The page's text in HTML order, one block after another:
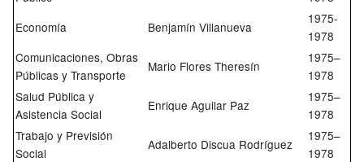
Economía
Benjamín Villanueva
1975-
1978
Comunicaciones, Obras
Públicas y Transporte
Mario Flores Theresín
1975–
1978
Salud Pública y
Asistencia Social
Enrique Aguilar Paz
1975–
1978
Trabajo y Previsión
Social
Adalberto Discua Rodríguez
1975–
1978